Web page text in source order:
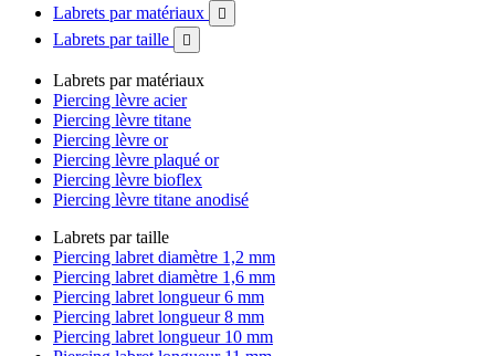
Labrets par matériaux

Labrets par taille 
Labrets par matériaux
Piercing lèvre acier
Piercing lèvre titane
Piercing lèvre or
Piercing lèvre plaqué or
Piercing lèvre bioflex
Piercing lèvre titane anodisé
Labrets par taille
Piercing labret diamètre 1,2 mm
Piercing labret diamètre 1,6 mm
Piercing labret longueur 6 mm
Piercing labret longueur 8 mm
Piercing labret longueur 10 mm